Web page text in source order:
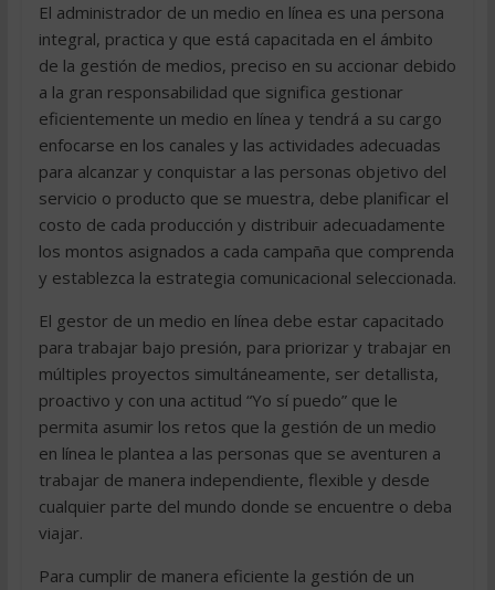
El administrador de un medio en línea es una persona
integral, practica y que está capacitada en el ámbito
de la gestión de medios, preciso en su accionar debido
a la gran responsabilidad que significa gestionar
eficientemente un medio en línea y tendrá a su cargo
enfocarse en los canales y las actividades adecuadas
para alcanzar y conquistar a las personas objetivo del
servicio o producto que se muestra, debe planificar el
costo de cada producción y distribuir adecuadamente
los montos asignados a cada campaña que comprenda
y establezca la estrategia comunicacional seleccionada.
El gestor de un medio en línea debe estar capacitado
para trabajar bajo presión, para priorizar y trabajar en
múltiples proyectos simultáneamente, ser detallista,
proactivo y con una actitud “Yo sí puedo” que le
permita asumir los retos que la gestión de un medio
en línea le plantea a las personas que se aventuren a
trabajar de manera independiente, flexible y desde
cualquier parte del mundo donde se encuentre o deba
viajar.
Para cumplir de manera eficiente la gestión de un